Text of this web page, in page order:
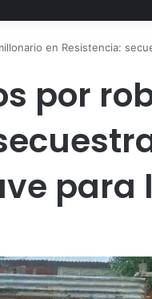
en Resistencia:
por
para